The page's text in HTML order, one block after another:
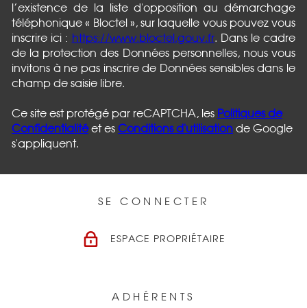
l’existence de la liste d'opposition au démarchage
téléphonique « Bloctel », sur laquelle vous pouvez vous
inscrire ici : https://www.bloctel.gouv.fr. Dans le cadre
de la protection des Données personnelles, nous vous
invitons à ne pas inscrire de Données sensibles dans le
champ de saisie libre.
Ce site est protégé par reCAPTCHA, les Politiques de
Confidentialitéet es Conditions d'utilisation de Google
s'appliquent.
SE CONNECTER
ESPACE PROPRIÉTAIRE
ADHÉRENTS